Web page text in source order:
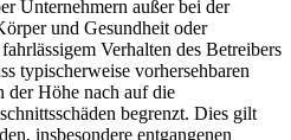
Unternehmern außer bei der
und Gesundheit oder
Verhalten des Betreibers
typischerweise vorhersehbaren
der Höhe nach auf die
begrenzt. Dies gilt
insbesondere entgangenen